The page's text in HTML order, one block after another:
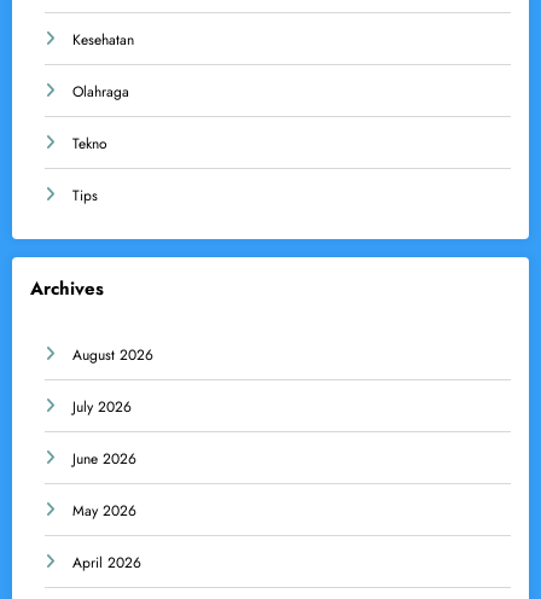
Kesehatan
Olahraga
Tekno
Tips
Archives
August 2026
July 2026
June 2026
May 2026
April 2026